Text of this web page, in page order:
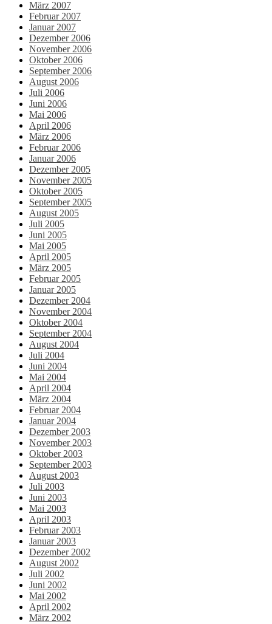
März 2007
Februar 2007
Januar 2007
Dezember 2006
November 2006
Oktober 2006
September 2006
August 2006
Juli 2006
Juni 2006
Mai 2006
April 2006
März 2006
Februar 2006
Januar 2006
Dezember 2005
November 2005
Oktober 2005
September 2005
August 2005
Juli 2005
Juni 2005
Mai 2005
April 2005
März 2005
Februar 2005
Januar 2005
Dezember 2004
November 2004
Oktober 2004
September 2004
August 2004
Juli 2004
Juni 2004
Mai 2004
April 2004
März 2004
Februar 2004
Januar 2004
Dezember 2003
November 2003
Oktober 2003
September 2003
August 2003
Juli 2003
Juni 2003
Mai 2003
April 2003
Februar 2003
Januar 2003
Dezember 2002
August 2002
Juli 2002
Juni 2002
Mai 2002
April 2002
März 2002